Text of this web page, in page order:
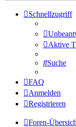
Schnellzugriff
Aktive
Suche
FAQ
Anmelden
Registrieren
Foren-